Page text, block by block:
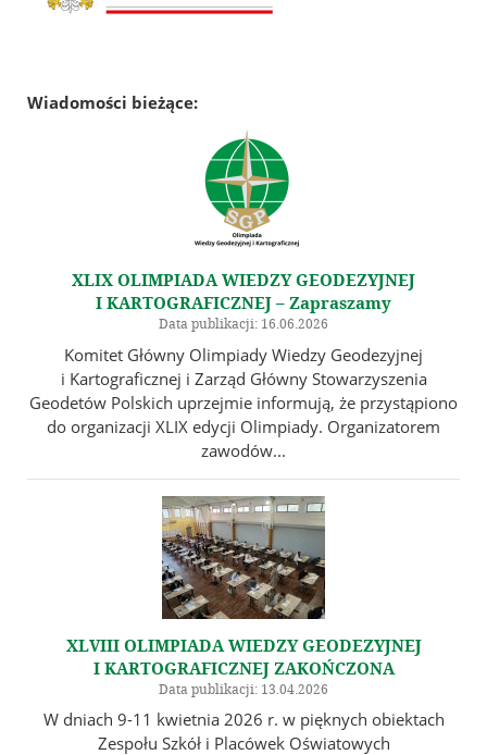
Jubileusz 100-lecia Stowarzyszenia Geodetów Polskich
Galeria
Linki
Instytucje geodezyjne
Ośrodki naukowe
Organizacje międzynarodowe
Archiwum Akt Nowych
E-Podpis & E-Pieczęć od EuroCert
Kontakt
Wiadomości bieżące:
XLIX OLIMPIADA WIEDZY GEODEZYJNEJ
I KARTOGRAFICZNEJ – Zapraszamy
Data publikacji: 16.06.2026
Komitet Główny Olimpiady Wiedzy Geodezyjnej
i Kartograficznej i Zarząd Główny Stowarzyszenia
Geodetów Polskich uprzejmie informują, że przystąpiono
do organizacji XLIX edycji Olimpiady. Organizatorem
zawodów...
XLVIII OLIMPIADA WIEDZY GEODEZYJNEJ
I KARTOGRAFICZNEJ ZAKOŃCZONA
Data publikacji: 13.04.2026
W dniach 9-11 kwietnia 2026 r. w pięknych obiektach
Zespołu Szkół i Placówek Oświatowych